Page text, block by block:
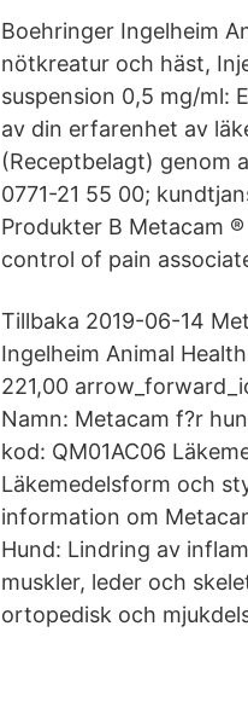
Boehringer Ingelheim
nötkreatur och häst,
suspension 0,5 mg/ml:
av din erfarenhet av
(Receptbelagt) genom
0771-21 55 00;
Produkter B Metacam
control of pain
Tillbaka 2019-06-14
Ingelheim Animal
221,00
Namn: Metacam f?r
kod: QM01AC06
Läkemedelsform och
information om
Hund: Lindring av
muskler, leder och
ortopedisk och